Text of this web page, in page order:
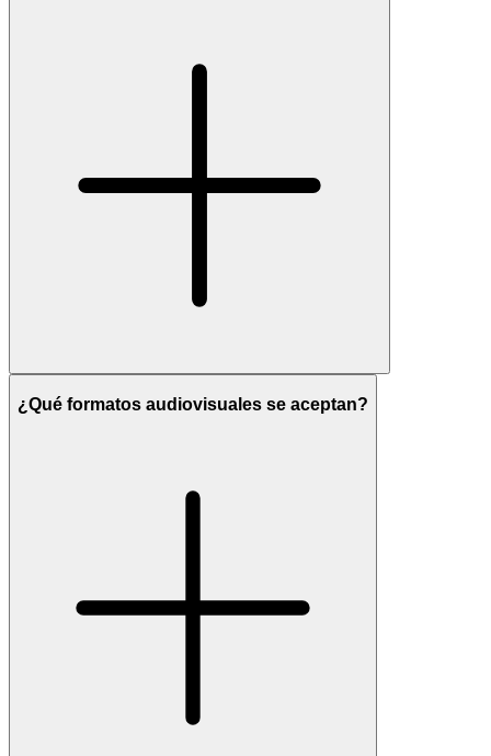
¿Qué formatos audiovisuales se aceptan?